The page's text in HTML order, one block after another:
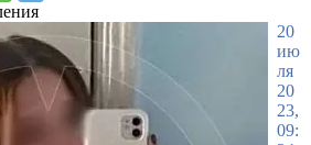
20
ию
ля
20
23,
09: